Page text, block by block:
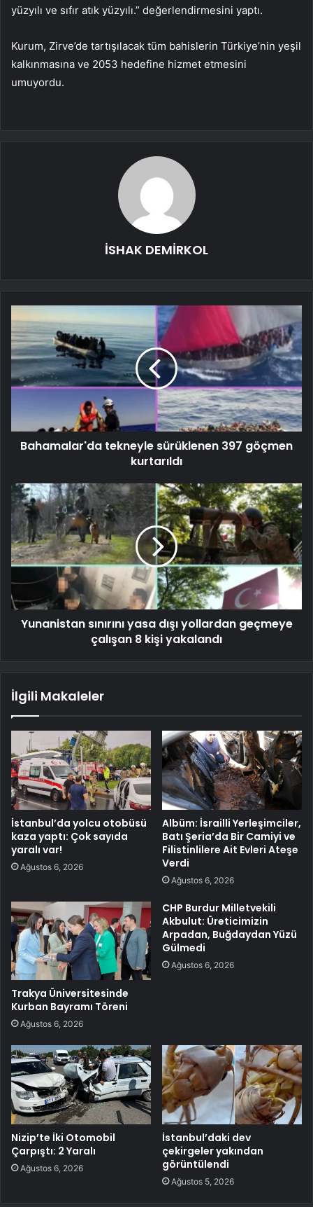
yüzyılı ve sıfır atık yüzyılı.” değerlendirmesini yaptı.
Kurum, Zirve’de tartışılacak tüm bahislerin Türkiye’nin yeşil
kalkınmasına ve 2053 hedefine hizmet etmesini
umuyordu.
İSHAK DEMİRKOL
Bahamalar'da tekneyle sürüklenen 397 göçmen
kurtarıldı
Yunanistan sınırını yasa dışı yollardan geçmeye
çalışan 8 kişi yakalandı
İlgili Makaleler
İstanbul’da yolcu otobüsü
kaza yaptı: Çok sayıda
yaralı var!
Ağustos 6, 2026
Albüm: İsrailli Yerleşimciler,
Batı Şeria’da Bir Camiyi ve
Filistinlilere Ait Evleri Ateşe
Verdi
Ağustos 6, 2026
Trakya Üniversitesinde
Kurban Bayramı Töreni
Ağustos 6, 2026
CHP Burdur Milletvekili
Akbulut: Üreticimizin
Arpadan, Buğdaydan Yüzü
Gülmedi
Ağustos 6, 2026
Nizip’te İki Otomobil
Çarpıştı: 2 Yaralı
Ağustos 6, 2026
İstanbul’daki dev
çekirgeler yakından
görüntülendi
Ağustos 5, 2026